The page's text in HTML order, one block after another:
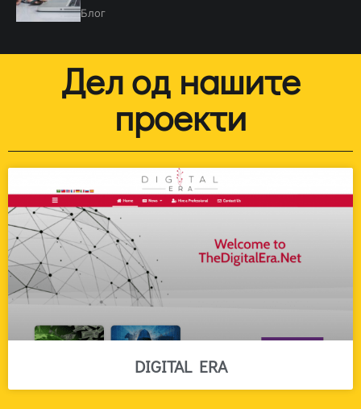
Блог
Дел од нашите
проекти
DIGITAL ERA